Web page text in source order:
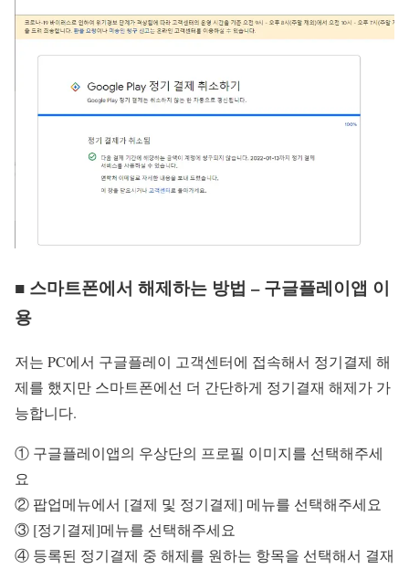
■ 스마트폰에서 해제하는 방법 – 구글플레이앱 이
용
저는 PC에서 구글플레이 고객센터에 접속해서 정기결제 해
제를 했지만 스마트폰에선 더 간단하게 정기결재 해제가 가
능합니다.
① 구글플레이앱의 우상단의 프로필 이미지를 선택해주세
요
② 팝업메뉴에서 [결제 및 정기결제] 메뉴를 선택해주세요
③ [정기결제]메뉴를 선택해주세요
④ 등록된 정기결제 중 해제를 원하는 항목을 선택해서 결재